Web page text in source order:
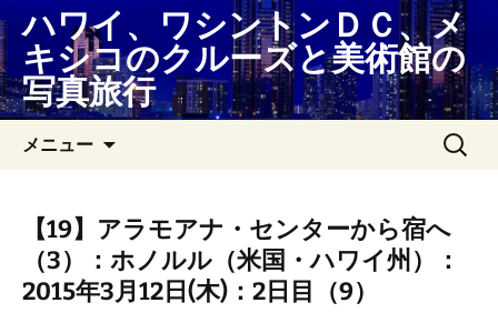
ン
テ
ン
ツ
ス
ハワイ、ワシントンＤＣ、メ
キシコのクルーズと美術館の
写真旅行
メニュー
検
索:
【19】アラモアナ・センターから宿へ
（3）：ホノルル（米国・ハワイ州）：
2015年3月12日(木)：2日目（9）